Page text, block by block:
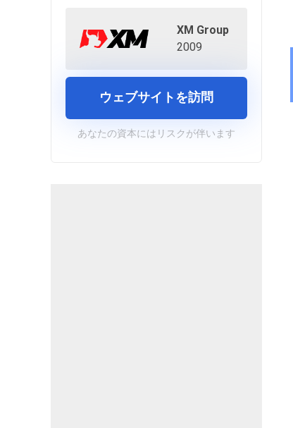
XM Group
2009
ウェブサイトを訪問
あなたの資本にはリスクが伴います